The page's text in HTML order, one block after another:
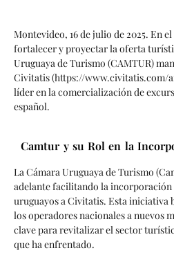
Montevideo, 16 de julio de 2025. En
fortalecer y proyectar la oferta
Uruguaya de Turismo (CAMTUR)
Civitatis (https://www.civitatis.com/
líder en la comercialización de
español.
Camtur y su Rol en la
La Cámara Uruguaya de Turismo
adelante facilitando la
uruguayos a Civitatis. Esta iniciativa
los operadores nacionales a nuevos
clave para revitalizar el sector
que ha enfrentado.